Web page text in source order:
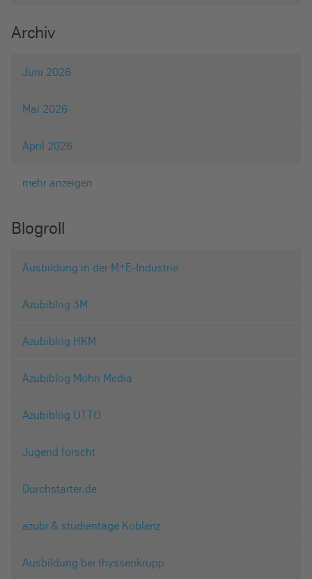
Archiv
Juni 2026
Mai 2026
April 2026
mehr anzeigen
Blogroll
Ausbildung in der M+E-Industrie
Azubiblog 3M
Azubiblog HKM
Azubiblog Mohn Media
Azubiblog OTTO
Jugend forscht
Durchstarter.de
azubi & studientage Koblenz
Ausbildung bei thyssenkrupp